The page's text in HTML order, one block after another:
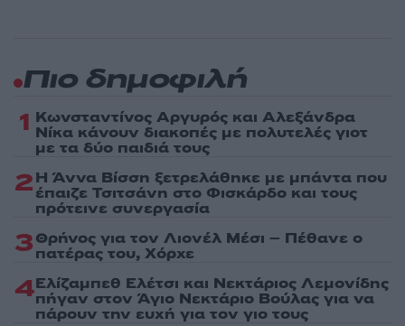
Πιο δημοφιλή
1 Κωνσταντίνος Αργυρός και Αλεξάνδρα
Νίκα κάνουν διακοπές με πολυτελές γιοτ
με τα δύο παιδιά τους
2Η Άννα Βίσση ξετρελάθηκε με μπάντα που
έπαιζε Τσιτσάνη στο Φισκάρδο και τους
πρότεινε συνεργασία
3Θρήνος για τον Λιονέλ Μέσι – Πέθανε ο
πατέρας του, Χόρχε
4Ελίζαμπεθ Ελέτσι και Νεκτάριος Λεμονίδης
πήγαν στον Άγιο Νεκτάριο Βούλας για να
πάρουν την ευχή για τον γιο τους